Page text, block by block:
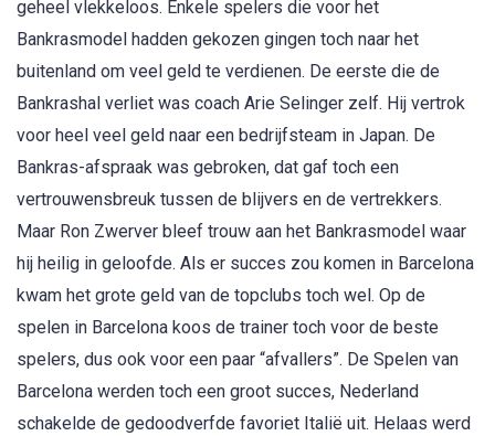
geheel vlekkeloos. Enkele spelers die voor het
Bankrasmodel hadden gekozen gingen toch naar het
buitenland om veel geld te verdienen. De eerste die de
Bankrashal verliet was coach Arie Selinger zelf. Hij vertrok
voor heel veel geld naar een bedrijfsteam in Japan. De
Bankras-afspraak was gebroken, dat gaf toch een
vertrouwensbreuk tussen de blijvers en de vertrekkers.
Maar Ron Zwerver bleef trouw aan het Bankrasmodel waar
hij heilig in geloofde. Als er succes zou komen in Barcelona
kwam het grote geld van de topclubs toch wel. Op de
spelen in Barcelona koos de trainer toch voor de beste
spelers, dus ook voor een paar “afvallers”. De Spelen van
Barcelona werden toch een groot succes, Nederland
schakelde de gedoodverfde favoriet Italië uit. Helaas werd